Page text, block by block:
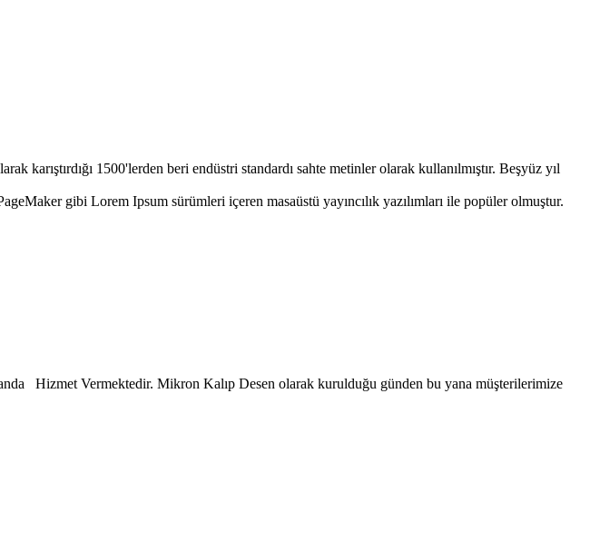
karıştırdığı 1500'lerden beri endüstri standardı sahte metinler olarak kullanılmıştır. Beşyüz yıl
gibi Lorem Ipsum sürümleri içeren masaüstü yayıncılık yazılımları ile popüler olmuştur.
Hizmet Vermektedir. Mikron Kalıp Desen olarak kurulduğu günden bu yana müşterilerimize